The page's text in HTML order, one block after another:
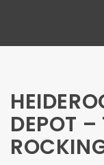
DEPOT –